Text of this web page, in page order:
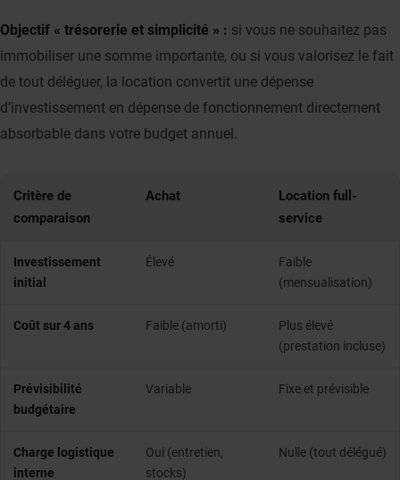
Objectif « trésorerie et simplicité » : si vous ne souhaitez pas
immobiliser une somme importante, ou si vous valorisez le fait
de tout déléguer, la location convertit une dépense
d’investissement en dépense de fonctionnement directement
absorbable dans votre budget annuel.
Critère de
comparaison
Achat
Location full-
service
Investissement
initial
Élevé
Faible
(mensualisation)
Coût sur 4 ans Faible (amorti)
Plus élevé
(prestation incluse)
Prévisibilité
budgétaire
Variable Fixe et prévisible
Charge logistique
interne
Oui (entretien,
stocks)
Nulle (tout délégué)